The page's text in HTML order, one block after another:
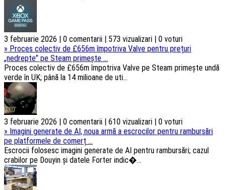
3 februarie 2026 | 0 comentarii | 573 vizualizari | 0 voturi
» Proces colectiv de £656m împotriva Valve pentru prețuri
„nedrepte” pe Steam primește ...
Proces colectiv de £656m împotriva Valve pe Steam primește undă
verde în UK; până la 14 milioane de uti...
3 februarie 2026 | 0 comentarii | 610 vizualizari | 0 voturi
» Imagini generate de AI, noua armă a escrocilor pentru rambursări
pe platformele de comerț ...
Escrocii folosesc imagini generate de AI pentru rambursări; cazul
crabilor pe Douyin și datele Forter indic�...